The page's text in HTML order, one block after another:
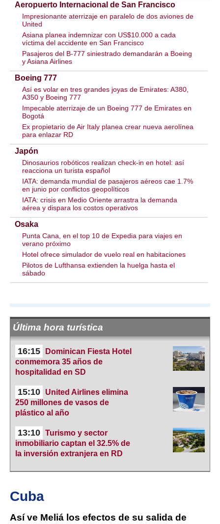
Aeropuerto Internacional de San Francisco
Impresionante aterrizaje en paralelo de dos aviones de
United
Asiana planea indemnizar con US$10.000 a cada
víctima del accidente en San Francisco
Pasajeros del B-777 siniestrado demandarán a Boeing
y Asiana Airlines
Boeing 777
Así es volar en tres grandes joyas de Emirates: A380,
A350 y Boeing 777
Impecable aterrizaje de un Boeing 777 de Emirates en
Bogotá
Ex propietario de Air Italy planea crear nueva aerolínea
para enlazar RD
Japón
Dinosaurios robóticos realizan check-in en hotel: así
reacciona un turista español
IATA: demanda mundial de pasajeros aéreos cae 1.7%
en junio por conflictos geopolíticos
IATA: crisis en Medio Oriente arrastra la demanda
aérea y dispara los costos operativos
Osaka
Punta Cana, en el top 10 de Expedia para viajes en
verano próximo
Hotel ofrece simulador de vuelo real en habitaciones
Pilotos de Lufthansa extienden la huelga hasta el
sábado
Última hora turística
16:15
Dominican Fiesta Hotel
conmemora 35 años de
hospitalidad en SD
15:10
United Airlines elimina
250 millones de vasos de
plástico al año
13:10 Turismo y sector
inmobiliario captan el 32.5% de
la inversión extranjera en RD
Cuba
Así ve Meliá los efectos de su salida de